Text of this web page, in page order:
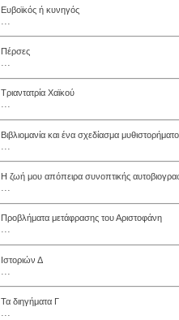
Ευβοϊκός ή κυνηγός
Πέρσες
...
Τριαντατρία Χαϊκού
...
Βιβλιομανία και ένα σχεδίασμα
Η ζωή μου απόπειρα συνοπτικής
...
Προβλήματα μετάφρασης του Αριστοφάνη
...
Ιστοριών Δ
Τα διηγήματα Γ